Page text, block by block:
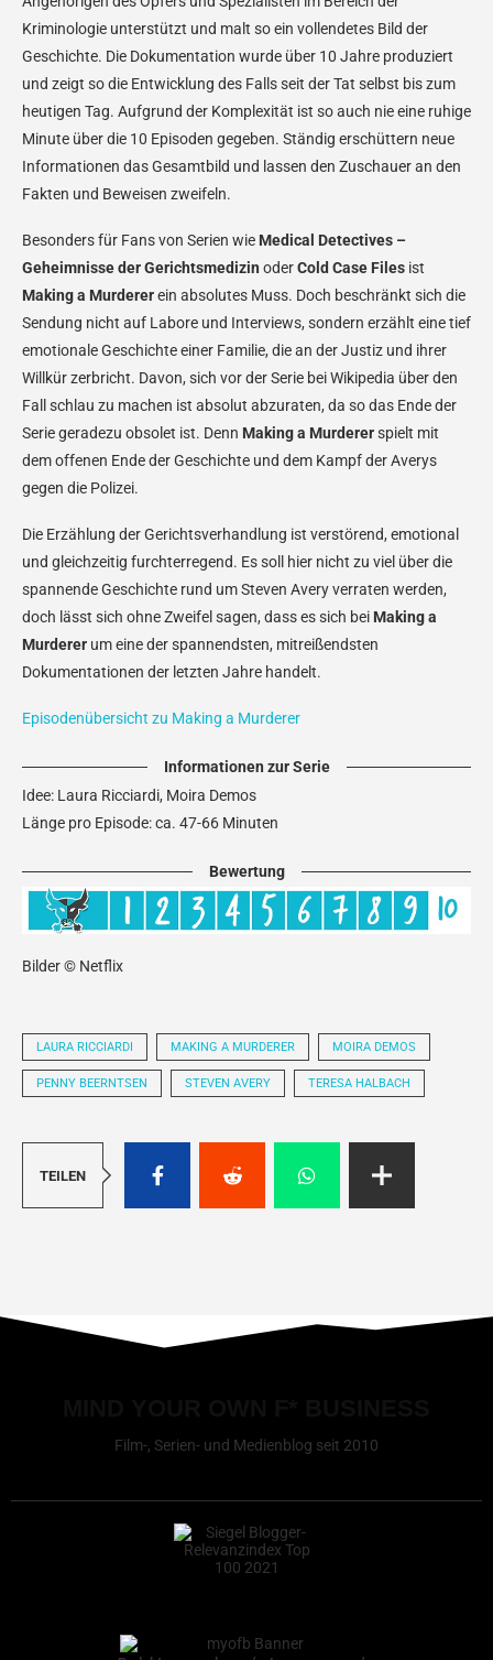
Kriminologie unterstützt und malt so ein vollendetes Bild der
Geschichte. Die Dokumentation wurde über 10 Jahre produziert
und zeigt so die Entwicklung des Falls seit der Tat selbst bis zum
heutigen Tag. Aufgrund der Komplexität ist so auch nie eine ruhige
Minute über die 10 Episoden gegeben. Ständig erschüttern neue
Informationen das Gesamtbild und lassen den Zuschauer an den
Fakten und Beweisen zweifeln.
Besonders für Fans von Serien wie Medical Detectives –
Geheimnisse der Gerichtsmedizin oderCold Case Files ist
Making a Murdererein absolutes Muss. Doch beschränkt sich die
Sendung nicht auf Labore und Interviews, sondern erzählt eine tief
emotionale Geschichte einer Familie, die an der Justiz und ihrer
Willkür zerbricht. Davon, sich vor der Serie bei Wikipedia über den
Fall schlau zu machen ist absolut abzuraten, da so das Ende der
Serie geradezu obsolet ist. Denn Making a Murdererspielt mit
dem offenen Ende der Geschichte und dem Kampf der Averys
gegen die Polizei.
Die Erzählung der Gerichtsverhandlung ist verstörend, emotional
und gleichzeitig furchterregend. Es soll hier nicht zu viel über die
spannende Geschichte rund um Steven Avery verraten werden,
doch lässt sich ohne Zweifel sagen, dass es sich bei Making a
Murderer um eine der spannendsten, mitreißendsten
Dokumentationen der letzten Jahre handelt.
Episodenübersicht zu Making a Murderer
Informationen zur Serie
Idee: Laura Ricciardi, Moira Demos
Länge pro Episode: ca. 47-66 Minuten
Bewertung
Bilder © Netflix
LAURA RICCIARDI MAKING A MURDERER MOIRA DEMOS
PENNY BEERNTSEN STEVEN AVERY TERESA HALBACH
TEILEN
Film-, Serien- und Medienblog seit 2010